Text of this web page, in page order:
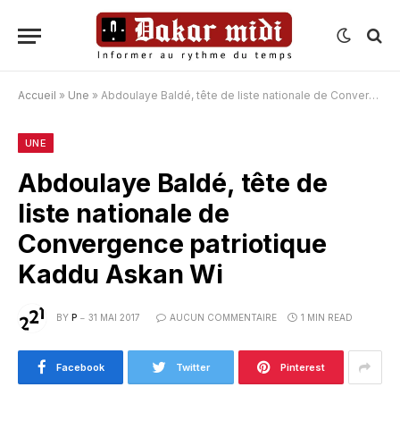
Accueil » Une » Abdoulaye Baldé, tête de liste nationale de Convergence patriotique Kaddu Askan Wi
UNE
Abdoulaye Baldé, tête de
liste nationale de
Convergence patriotique
Kaddu Askan Wi
BY P 31 MAI 2017 AUCUN COMMENTAIRE 1 MIN READ
Facebook Twitter Pinterest